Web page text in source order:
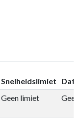
Snelheidslimiet
Geen limiet